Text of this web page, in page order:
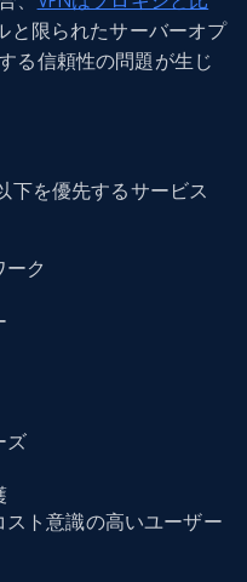
と限られたサーバーオプ
る信頼性の問題が生じ
下を優先するサービス
ク
ズ
ト意識の高いユーザー